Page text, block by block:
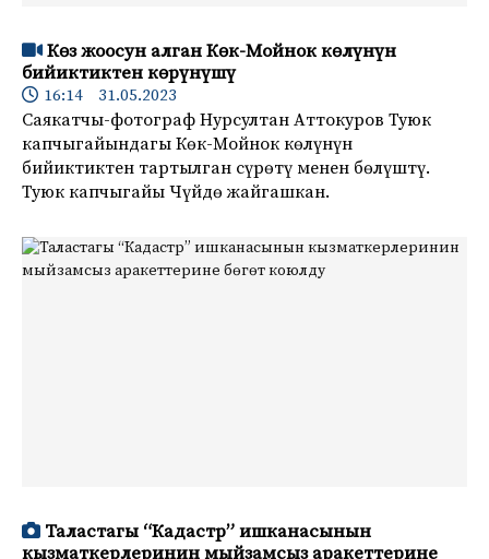
Көз жоосун алган Көк-Мойнок көлүнүн
бийиктиктен көрүнүшү
16:14 31.05.2023
Саякатчы-фотограф Нурсултан Аттокуров Туюк
капчыгайындагы Көк-Мойнок көлүнүн
бийиктиктен тартылган сүрөтү менен бөлүштү.
Туюк капчыгайы Чүйдө жайгашкан.
Таластагы “Кадастр” ишканасынын
кызматкерлеринин мыйзамсыз аракеттерине